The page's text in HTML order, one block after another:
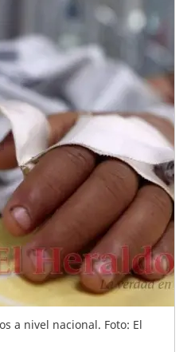
a nivel nacional. Foto: El